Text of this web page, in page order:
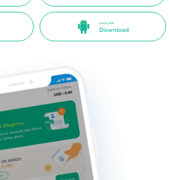
Direct APK
Download